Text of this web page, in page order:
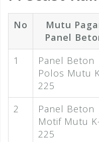
No
Mutu
Panel
1
Panel Beton
Polos Mutu
225
2
Panel Beton
Motif Mutu
225